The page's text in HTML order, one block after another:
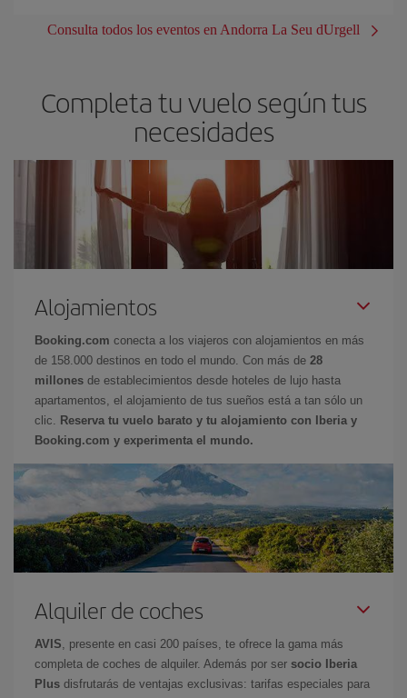
Consulta todos los eventos en Andorra La Seu dUrgell
Completa tu vuelo según tus
necesidades
Alojamientos
Booking.com conecta a los viajeros con alojamientos en más
de 158.000 destinos en todo el mundo. Con más de 28
millones de establecimientos desde hoteles de lujo hasta
apartamentos, el alojamiento de tus sueños está a tan sólo un
clic.
Reserva tu vuelo barato y tu alojamiento con Iberia y
Booking.com y experimenta el mundo.
Alquiler de coches
AVIS , presente en casi 200 países, te ofrece la gama más
completa de coches de alquiler. Además por ser socio Iberia
Plus disfrutarás de ventajas exclusivas: tarifas especiales para